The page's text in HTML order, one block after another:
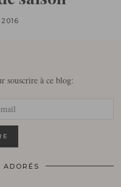
souscrire à ce blog: